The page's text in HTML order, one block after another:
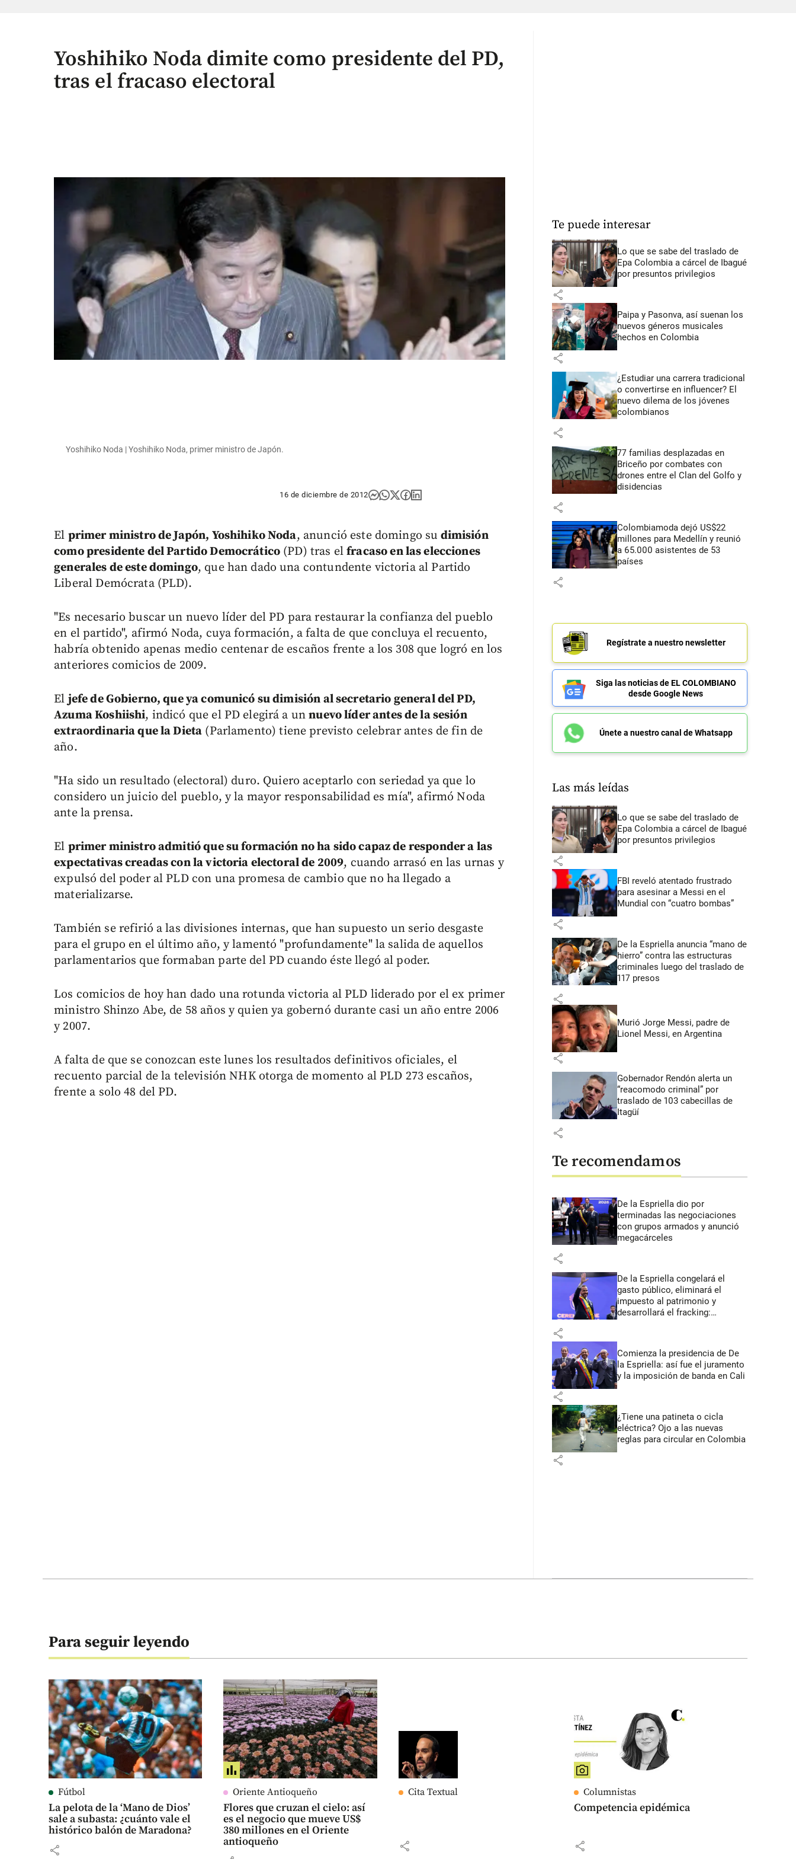
Yoshihiko Noda dimite como presidente del PD,
tras el fracaso electoral
Yoshihiko Noda | Yoshihiko Noda, primer ministro de Japón.
16 de diciembre de 2012
El primer ministro de Japón, Yoshihiko Noda, anunció este domingo su dimisión
como presidente del Partido Democrático (PD) tras elfracaso en las elecciones
generales de este domingo, que han dado una contundente victoria al Partido
Liberal Demócrata (PLD).
"Es necesario buscar un nuevo líder del PD para restaurar la confianza del pueblo
en el partido", afirmó Noda, cuya formación, a falta de que concluya el recuento,
habría obtenido apenas medio centenar de escaños frente a los 308 que logró en los
anteriores comicios de 2009.
El jefe de Gobierno, que ya comunicó su dimisión al secretario general del PD,
Azuma Koshiishi, indicó que el PD elegirá a unnuevo líder antes de la sesión
extraordinaria que la Dieta (Parlamento) tiene previsto celebrar antes de fin de
año.
"Ha sido un resultado (electoral) duro. Quiero aceptarlo con seriedad ya que lo
considero un juicio del pueblo, y la mayor responsabilidad es mía", afirmó Noda
ante la prensa.
El primer ministro admitió que su formación no ha sido capaz de responder a las
expectativas creadas con la victoria electoral de 2009, cuando arrasó en las urnas y
expulsó del poder al PLD con una promesa de cambio que no ha llegado a
materializarse.
También se refirió a las divisiones internas, que han supuesto un serio desgaste
para el grupo en el último año, y lamentó "profundamente" la salida de aquellos
parlamentarios que formaban parte del PD cuando éste llegó al poder.
Los comicios de hoy han dado una rotunda victoria al PLD liderado por el ex primer
ministro Shinzo Abe, de 58 años y quien ya gobernó durante casi un año entre 2006
y 2007.
A falta de que se conozcan este lunes los resultados definitivos oficiales, el
recuento parcial de la televisión NHK otorga de momento al PLD 273 escaños,
frente a solo 48 del PD.
Te puede interesar
Lo que se sabe del traslado de
Epa Colombia a cárcel de Ibagué
por presuntos privilegios
share
Paipa y Pasonva, así suenan los
nuevos géneros musicales
hechos en Colombia
share
¿Estudiar una carrera tradicional
o convertirse en influencer? El
nuevo dilema de los jóvenes
colombianos
share
77 familias desplazadas en
Briceño por combates con
drones entre el Clan del Golfo y
disidencias
share
Colombiamoda dejó US$22
millones para Medellín y reunió
a 65.000 asistentes de 53
países
share
Regístrate a nuestro newsletter
Siga las noticias de EL COLOMBIANO
desde Google News
Únete a nuestro canal de Whatsapp
Las más leídas
Lo que se sabe del traslado de
Epa Colombia a cárcel de Ibagué
por presuntos privilegios
share
FBI reveló atentado frustrado
para asesinar a Messi en el
Mundial con “cuatro bombas”
share
De la Espriella anuncia “mano de
hierro” contra las estructuras
criminales luego del traslado de
117 presos
share
Murió Jorge Messi, padre de
Lionel Messi, en Argentina
share
Gobernador Rendón alerta un
“reacomodo criminal” por
traslado de 103 cabecillas de
Itagüí
share
Te recomendamos
De la Espriella dio por
terminadas las negociaciones
con grupos armados y anunció
megacárceles
share
De la Espriella congelará el
gasto público, eliminará el
impuesto al patrimonio y
desarrollará el fracking:
share
Comienza la presidencia de De
la Espriella: así fue el juramento
y la imposición de banda en Cali
share
¿Tiene una patineta o cicla
eléctrica? Ojo a las nuevas
reglas para circular en Colombia
share
Para seguir leyendo
Fútbol
La pelota de la ‘Mano de Dios’
sale a subasta: ¿cuánto vale el
histórico balón de Maradona?
share
Oriente Antioqueño
Flores que cruzan el cielo: así
es el negocio que mueve US$
380 millones en el Oriente
antioqueño
Cita Textual
share
Columnistas
Competencia epidémica
share